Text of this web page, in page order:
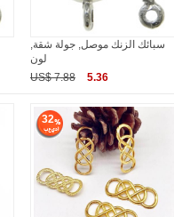
سبائك الزنك موصل, جولة شقة,
لون
US$ 7.88
5.36
32